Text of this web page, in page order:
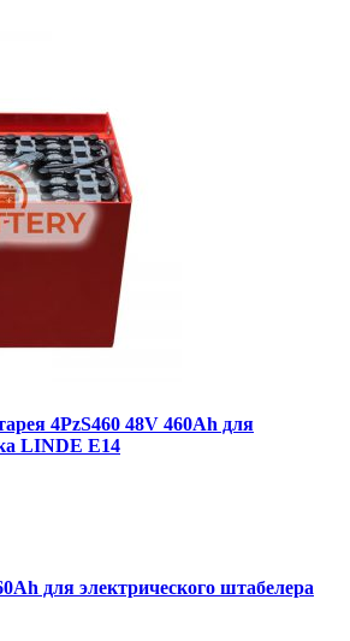
4PzS460 48V 460Ah для
LINDE E14
для электрического штабелера